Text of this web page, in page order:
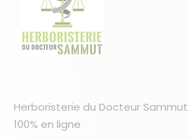
Herboristerie du Docteur Sammut
100% en ligne